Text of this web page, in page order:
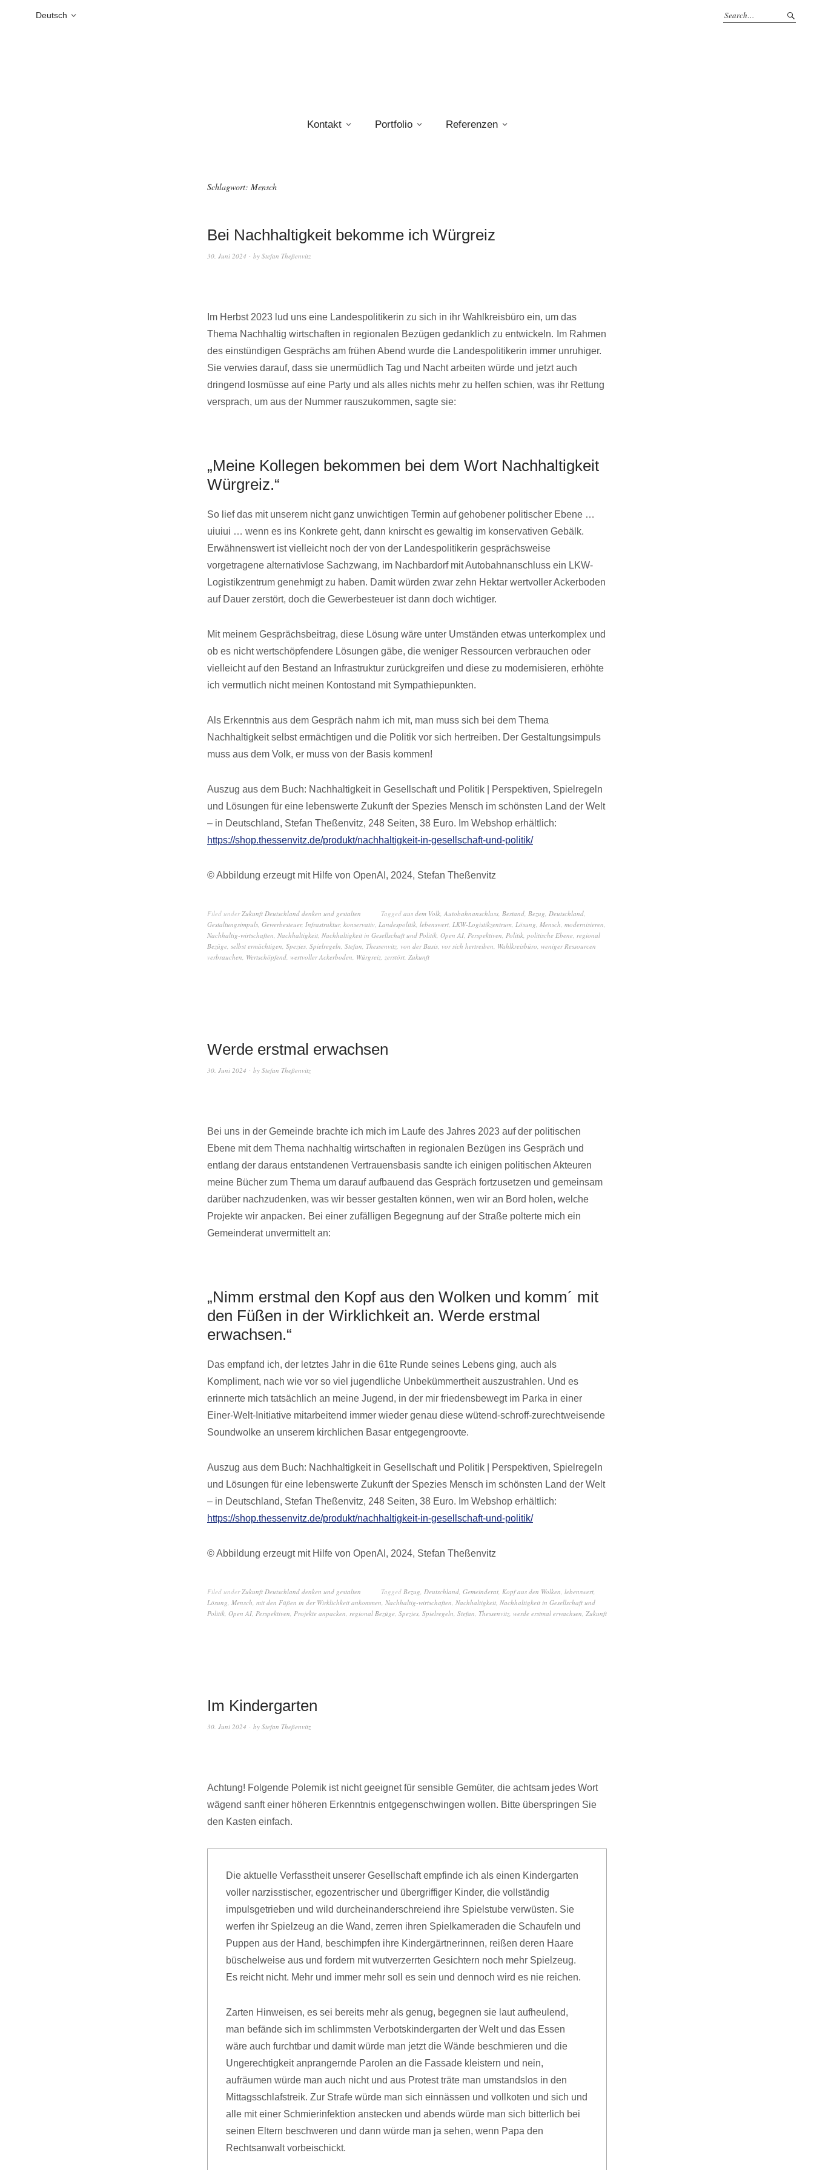
Deutsch
Kontakt Portfolio Referenzen
Schlagwort: Mensch
Bei Nachhaltigkeit bekomme ich Würgreiz
30. Juni 2024 by Stefan Theßenvitz
Im Herbst 2023 lud uns eine Landespolitikerin zu sich in ihr Wahlkreisbüro ein, um das
Thema Nachhaltig wirtschaften in regionalen Bezügen gedanklich zu entwickeln.
Im Rahmen
des einstündigen Gesprächs am frühen Abend wurde die Landespolitikerin immer unruhiger.
Sie verwies darauf, dass sie unermüdlich Tag und Nacht arbeiten würde und jetzt auch
dringend losmüsse auf eine Party und als alles nichts mehr zu helfen schien, was ihr Rettung
versprach, um aus der Nummer rauszukommen, sagte sie:
„Meine Kollegen bekommen bei dem Wort Nachhaltigkeit
Würgreiz.“
So lief das mit unserem nicht ganz unwichtigen Termin auf gehobener politischer Ebene …
uiuiui … wenn es ins Konkrete geht, dann knirscht es gewaltig im konservativen Gebälk.
Erwähnenswert ist vielleicht noch der von der Landespolitikerin gesprächsweise
vorgetragene alternativlose Sachzwang, im Nachbardorf mit Autobahnanschluss ein LKW-
Logistikzentrum genehmigt zu haben. Damit würden zwar zehn Hektar wertvoller Ackerboden
auf Dauer zerstört, doch die Gewerbesteuer ist dann doch wichtiger.
Mit meinem Gesprächsbeitrag, diese Lösung wäre unter Umständen etwas unterkomplex und
ob es nicht wertschöpfendere Lösungen gäbe, die weniger Ressourcen verbrauchen oder
vielleicht auf den Bestand an Infrastruktur zurückgreifen und diese zu modernisieren, erhöhte
ich vermutlich nicht meinen Kontostand mit Sympathiepunkten.
Als Erkenntnis aus dem Gespräch nahm ich mit, man muss sich bei dem Thema
Nachhaltigkeit selbst ermächtigen und die Politik vor sich hertreiben. Der Gestaltungsimpuls
muss aus dem Volk, er muss von der Basis kommen!
Auszug aus dem Buch: Nachhaltigkeit in Gesellschaft und Politik | Perspektiven, Spielregeln
und Lösungen für eine lebenswerte Zukunft der Spezies Mensch im schönsten Land der Welt
– in Deutschland, Stefan Theßenvitz, 248 Seiten, 38 Euro. Im Webshop erhältlich:
https://shop.thessenvitz.de/produkt/nachhaltigkeit-in-gesellschaft-und-politik/
© Abbildung erzeugt mit Hilfe von OpenAI, 2024, Stefan Theßenvitz
Filed underZukunft Deutschland denken und gestalten Tagged aus dem Volk, Autobahnanschluss, Bestand, Bezug, Deutschland,
Gestaltungsimpuls, Gewerbesteuer, Infrastruktur, konservativ, Landespolitik, lebenswert, LKW-Logistikzentrum, Lösung, Mensch, modernisieren,
Nachhaltig-wirtschaften, Nachhaltigkeit, Nachhaltigkeit in Gesellschaft und Politik, Open AI, Perspektiven, Politik, politische Ebene, regional
Bezüge, selbst ermächtigen, Spezies, Spielregeln, Stefan, Thessenvitz, von der Basis, vor sich hertreiben, Wahlkreisbüro, weniger Ressourcen
verbrauchen, Wertschöpfend, wertvoller Ackerboden, Würgreiz, zerstört, Zukunft
Werde erstmal erwachsen
30. Juni 2024 by Stefan Theßenvitz
Bei uns in der Gemeinde brachte ich mich im Laufe des Jahres 2023 auf der politischen
Ebene mit dem Thema nachhaltig wirtschaften in regionalen Bezügen ins Gespräch und
entlang der daraus entstandenen Vertrauensbasis sandte ich einigen politischen Akteuren
meine Bücher zum Thema um darauf aufbauend das Gespräch fortzusetzen und gemeinsam
darüber nachzudenken, was wir besser gestalten können, wen wir an Bord holen, welche
Projekte wir anpacken. Bei einer zufälligen Begegnung auf der Straße polterte mich ein
Gemeinderat unvermittelt an:
„Nimm erstmal den Kopf aus den Wolken und komm´ mit
den Füßen in der Wirklichkeit an. Werde erstmal
erwachsen.“
Das empfand ich, der letztes Jahr in die 61te Runde seines Lebens ging, auch als
Kompliment, nach wie vor so viel jugendliche Unbekümmertheit auszustrahlen. Und es
erinnerte mich tatsächlich an meine Jugend, in der mir friedensbewegt im Parka in einer
Einer-Welt-Initiative mitarbeitend immer wieder genau diese wütend-schroff-zurechtweisende
Soundwolke an unserem kirchlichen Basar entgegengroovte.
Auszug aus dem Buch: Nachhaltigkeit in Gesellschaft und Politik | Perspektiven, Spielregeln
und Lösungen für eine lebenswerte Zukunft der Spezies Mensch im schönsten Land der Welt
– in Deutschland, Stefan Theßenvitz, 248 Seiten, 38 Euro. Im Webshop erhältlich:
https://shop.thessenvitz.de/produkt/nachhaltigkeit-in-gesellschaft-und-politik/
© Abbildung erzeugt mit Hilfe von OpenAI, 2024, Stefan Theßenvitz
Filed underZukunft Deutschland denken und gestalten Tagged Bezug, Deutschland, Gemeinderat, Kopf aus den Wolken, lebenswert,
Lösung, Mensch, mit den Füßen in der Wirklichkeit ankommen, Nachhaltig-wirtschaften, Nachhaltigkeit, Nachhaltigkeit in Gesellschaft und
Politik, Open AI, Perspektiven, Projekte anpacken, regional Bezüge, Spezies, Spielregeln, Stefan, Thessenvitz, werde erstmal erwachsen, Zukunft
Im Kindergarten
30. Juni 2024 by Stefan Theßenvitz
Achtung! Folgende Polemik ist nicht geeignet für sensible Gemüter, die achtsam jedes Wort
wägend sanft einer höheren Erkenntnis entgegenschwingen wollen. Bitte überspringen Sie
den Kasten einfach.
Die aktuelle Verfasstheit unserer Gesellschaft empfinde ich als einen Kindergarten
voller narzisstischer, egozentrischer und übergriffiger Kinder, die vollständig
impulsgetrieben und wild durcheinanderschreiend ihre Spielstube verwüsten. Sie
werfen ihr Spielzeug an die Wand, zerren ihren Spielkameraden die Schaufeln und
Puppen aus der Hand, beschimpfen ihre Kindergärtnerinnen, reißen deren Haare
büschelweise aus und fordern mit wutverzerrten Gesichtern noch mehr Spielzeug.
Es reicht nicht. Mehr und immer mehr soll es sein und dennoch wird es nie reichen.
Zarten Hinweisen, es sei bereits mehr als genug, begegnen sie laut aufheulend,
man befände sich im schlimmsten Verbotskindergarten der Welt und das Essen
wäre auch furchtbar und damit würde man jetzt die Wände beschmieren und die
Ungerechtigkeit anprangernde Parolen an die Fassade kleistern und nein,
aufräumen würde man auch nicht und aus Protest träte man umstandslos in den
Mittagsschlafstreik. Zur Strafe würde man sich einnässen und vollkoten und sich und
alle mit einer Schmierinfektion anstecken und abends würde man sich bitterlich bei
seinen Eltern beschweren und dann würde man ja sehen, wenn Papa den
Rechtsanwalt vorbeischickt.